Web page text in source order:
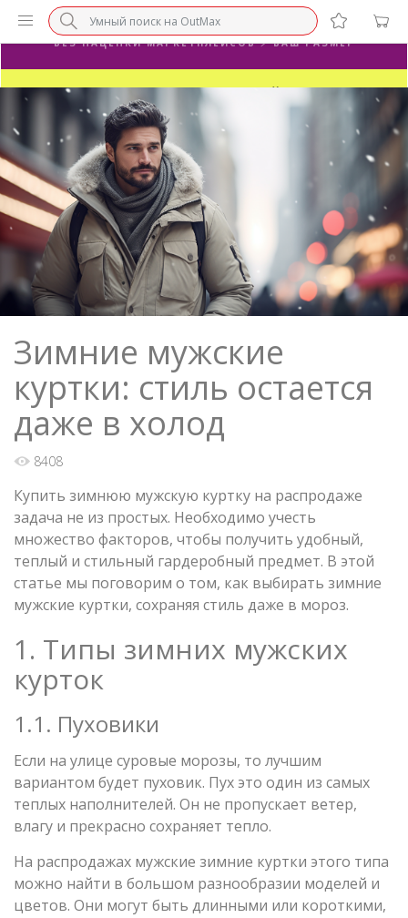
БЕЗ НАЦЕНКИ МАРКЕТПЛЕЙСОВ ⚡ ВАШ РАЗМЕР
3-Я ПАРА В ПОДАРОК 🎁
ПОСЛЕДНИЕ РАЗМЕРЫ ОТ 1500₽⚡️
СУПЕРАКЦИЯ 🔥 2-Я ПАРА -50%
Зимние мужские
куртки: стиль остается
даже в холод
8408
Купить зимнюю мужскую куртку на распродаже
задача не из простых. Необходимо учесть
множество факторов, чтобы получить удобный,
теплый и стильный гардеробный предмет. В этой
статье мы поговорим о том, как выбирать зимние
мужские куртки, сохраняя стиль даже в мороз.
1. Типы зимних мужских
курток
1.1. Пуховики
Если на улице суровые морозы, то лучшим
вариантом будет пуховик. Пух это один из самых
теплых наполнителей. Он не пропускает ветер,
влагу и прекрасно сохраняет тепло.
На распродажах мужские зимние куртки этого типа
можно найти в большом разнообразии моделей и
цветов. Они могут быть длинными или короткими,